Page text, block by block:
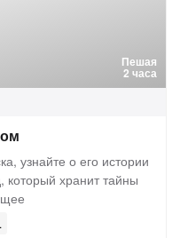
Пешая
2 часа
узнайте о его истории
который хранит тайны